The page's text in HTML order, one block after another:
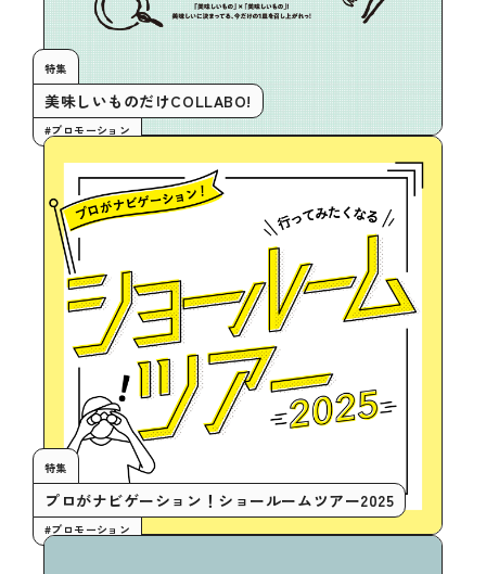
特集
美味しいものだけCOLLABO!
#プロモーション
特集
プロがナビゲーション！ショールームツアー2025
#プロモーション